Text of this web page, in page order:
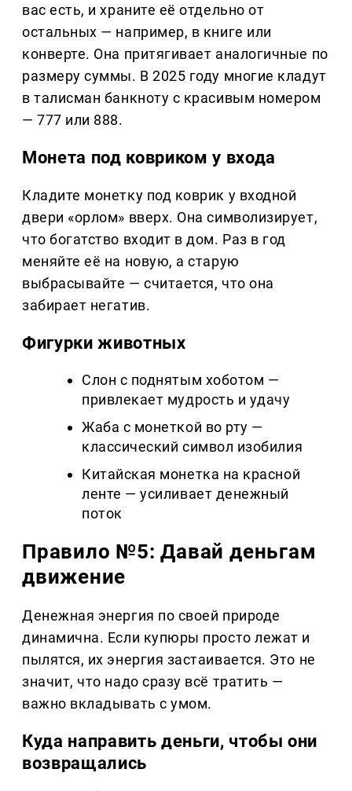
вас есть, и храните её отдельно от
остальных — например, в книге или
конверте. Она притягивает аналогичные по
размеру суммы. В 2025 году многие кладут
в талисман банкноту с красивым номером
— 777 или 888.
Монета под ковриком у входа
Кладите монетку под коврик у входной
двери «орлом» вверх. Она символизирует,
что богатство входит в дом. Раз в год
меняйте её на новую, а старую
выбрасывайте — считается, что она
забирает негатив.
Фигурки животных
Слон с поднятым хоботом —
привлекает мудрость и удачу
Жаба с монеткой во рту —
классический символ изобилия
Китайская монетка на красной
ленте — усиливает денежный
поток
Правило №5: Давай деньгам
движение
Денежная энергия по своей природе
динамична. Если купюры просто лежат и
пылятся, их энергия застаивается. Это не
значит, что надо сразу всё тратить —
важно вкладывать с умом.
Куда направить деньги, чтобы они
возвращались